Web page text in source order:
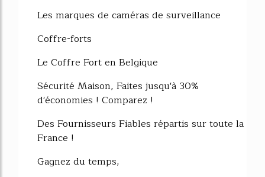
Les marques de caméras de surveillance
Coffre-forts
Le Coffre Fort en Belgique
Sécurité Maison, Faites jusqu'à 30%
d'économies ! Comparez !
Des Fournisseurs Fiables répartis sur toute la
France !
Gagnez du temps,